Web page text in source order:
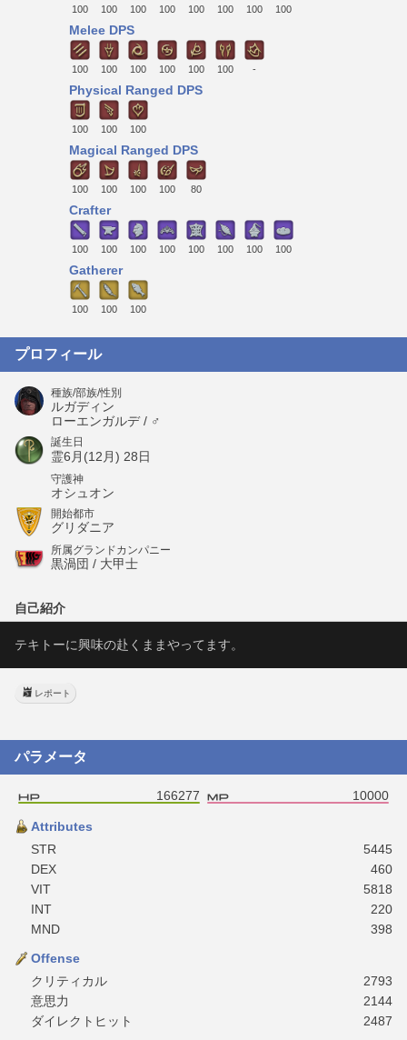
100 100 100 100 100 100 100 100
Melee DPS
100 100 100 100 100 100 -
Physical Ranged DPS
100 100 100
Magical Ranged DPS
100 100 100 100 80
Crafter
100 100 100 100 100 100 100 100
Gatherer
100 100 100
プロフィール
種族/部族/性別
ルガディン
ローエンガルデ / ♂
誕生日
霊6月(12月) 28日
守護神
オシュオン
開始都市
グリダニア
所属グランドカンパニー
黒渦団 / 大甲士
自己紹介
テキトーに興味の赴くままやってます。
レポート
パラメータ
166277 10000
Attributes
STR
5445
DEX
460
VIT
5818
INT
220
MND
398
Offense
クリティカル
2793
意思力
2144
ダイレクトヒット
2487